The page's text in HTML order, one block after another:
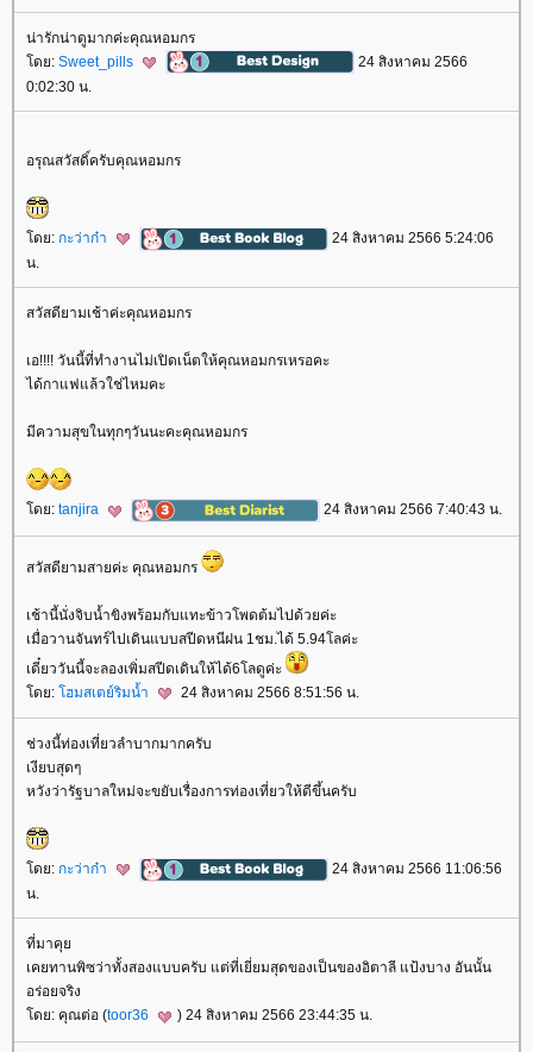
น่ารักน่าดูมากค่ะคุณหอมกร
ดย: Sweet_pills
24 สิงหาคม 2566
0:02:30 น.
อรุณสวัสดิ์ครับคุณหอมกร
ดย: กะว่าก๋า
24 สิงหาคม 2566 5:24:06
น.
สวัสดียามเช้าค่ะคุณหอมกร
เอ!!!! วันนี้ที่ทำงานไม่เปิดเน็ตให้คุณหอมกรเหรอคะ
ได้กาแฟแล้วใช่ไหมคะ
มีความสุขในทุกๆวันนะคะคุณหอมกร
ดย: tanjira 24 สิงหาคม 2566 7:40:43 น.
สวัสดียามสายค่ะ คุณหอมกร
เช้านี้นั่งจิบน้ำขิงพร้อมกับแทะข้าวโพดต้มไปด้วยค่ะ
เมื่อวานจันทร์ไปเดินแบบสปีดหนีฝน 1ชม.ได้ 5.94โลค่ะ
เดี๋ยววันนี้จะลองเพิ่มสปีดเดินให้ได้6โลดูค่ะ
ดย: ฮมสเตย์ริมน้ำ 24 สิงหาคม 2566 8:51:56 น.
ช่วงนี้ท่องเที่ยวลำบากมากครับ
เงียบสุดๆ
หวังว่ารัฐบาลใหม่จะขยับเรื่องการท่องเที่ยวให้ดีขึ้นครับ
ดย: กะว่าก๋า
24 สิงหาคม 2566 11:06:56
น.
ที่มาคุ
เคยทานพิซว่าทั้งสองแบบครับ แต่ที่เยี่ยมสุดของเป็นของอิตาลี แป้งบาง อันนั้น
อร่อยจริง
ดย: คุณต่อ (toor36 ) 24 สิงหาคม 2566 23:44:35 น.